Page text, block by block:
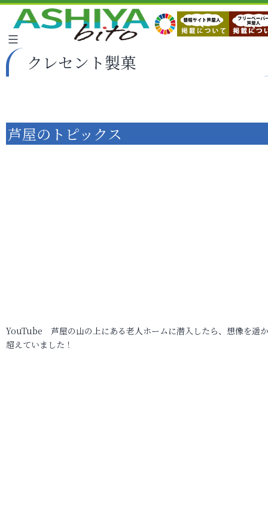
クレセント製菓
芦屋のトピックス
YouTube 芦屋の山の上にある老人ホームに潜入したら、想像を遥
超えていました！